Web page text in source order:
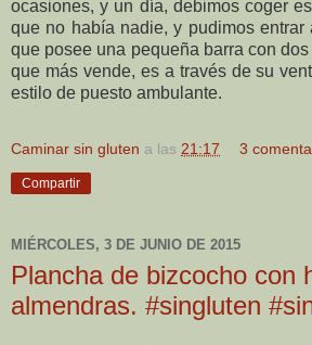
ocasiones, y un día, debimos coger
que no había nadie, y pudimos entrar
que posee una pequeña barra con
que más vende, es a través de su
estilo de puesto ambulante.
Caminar sin gluten a las 21:17 3
Compartir
MIÉRCOLES, 3 DE JUNIO DE 2015
Plancha de bizcocho con
almendras. #singluten